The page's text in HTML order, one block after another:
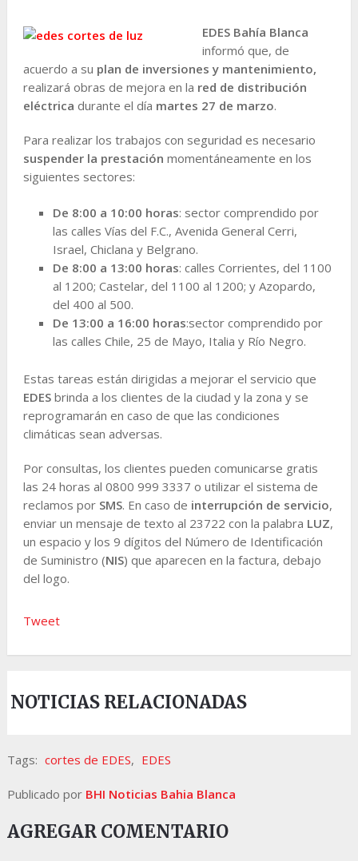
EDES Bahía Blanca
informó que, de
acuerdo a su plan de inversiones y mantenimiento,
realizará obras de mejora en la red de distribución
eléctrica durante el día martes 27 de marzo.
Para realizar los trabajos con seguridad es necesario
suspender la prestación momentáneamente en los
siguientes sectores:
De 8:00 a 10:00 horas: sector comprendido por
las calles Vías del F.C., Avenida General Cerri,
Israel, Chiclana y Belgrano.
De 8:00 a 13:00 horas: calles Corrientes, del 1100
al 1200; Castelar, del 1100 al 1200; y Azopardo,
del 400 al 500.
De 13:00 a 16:00 horas:sector comprendido por
las calles Chile, 25 de Mayo, Italia y Río Negro.
Estas tareas están dirigidas a mejorar el servicio que
EDESbrinda a los clientes de la ciudad y la zona y se
reprogramarán en caso de que las condiciones
climáticas sean adversas.
Por consultas, los clientes pueden comunicarse gratis
las 24 horas al 0800 999 3337 o utilizar el sistema de
reclamos por SMS. En caso de interrupción de servicio,
enviar un mensaje de texto al 23722 con la palabra LUZ,
un espacio y los 9 dígitos del Número de Identificación
de Suministro (NIS) que aparecen en la factura, debajo
del logo.
Tweet
NOTICIAS RELACIONADAS
Tags: cortes de EDES, EDES
Publicado por BHI Noticias Bahia Blanca
AGREGAR COMENTARIO